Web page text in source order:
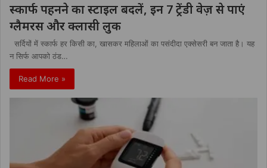
स्कार्फ पहनने का स्टाइल बदलें, इन 7 ट्रेंडी वेज़ से पाएं
ग्लैमरस और क्लासी लुक
सर्दियों में स्कार्फ हर किसी का, खासकर महिलाओं का पसंदीदा एक्सेसरी बन जाता है। यह
न सिर्फ आपको ठंड…
Read More »